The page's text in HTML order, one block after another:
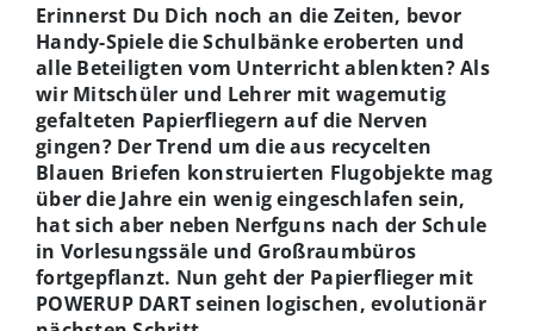
Erinnerst Du Dich noch an die Zeiten, bevor
Handy-Spiele die Schulbänke eroberten und
alle Beteiligten vom Unterricht ablenkten? Als
wir Mitschüler und Lehrer mit wagemutig
gefalteten Papierfliegern auf die Nerven
gingen? Der Trend um die aus recycelten
Blauen Briefen konstruierten Flugobjekte mag
über die Jahre ein wenig eingeschlafen sein,
hat sich aber neben Nerfguns nach der Schule
in Vorlesungssäle und Großraumbüros
fortgepflanzt. Nun geht der Papierflieger mit
POWERUP DART seinen logischen, evolutionär